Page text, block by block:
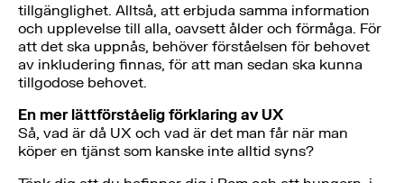
tillgänglighet. Alltså, att erbjuda samma information
och upplevelse till alla, oavsett ålder och förmåga. För
att det ska uppnås, behöver förståelsen för behovet
av inkludering finnas, för att man sedan ska kunna
tillgodose behovet.
En mer lättförståelig förklaring av UX
Så, vad är då UX och vad är det man får när man
köper en tjänst som kanske inte alltid syns?